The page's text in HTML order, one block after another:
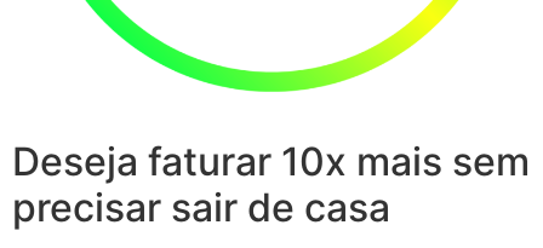
Deseja faturar 10x mais sem
precisar sair de casa